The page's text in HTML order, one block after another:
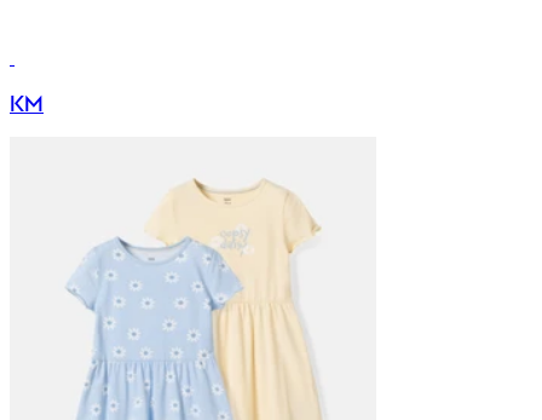
KM